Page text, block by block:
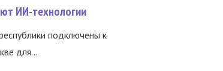
ИИ-технологии
подключены к
для...